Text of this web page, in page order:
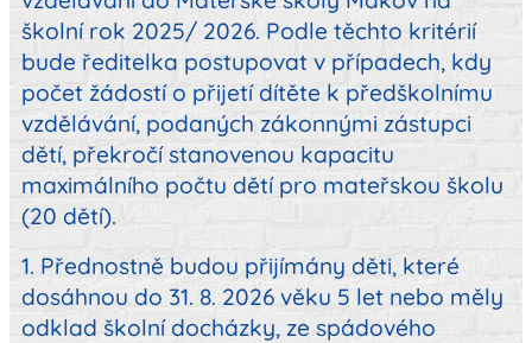
školní rok 2025/ 2026. Podle těchto kritérií
bude ředitelka postupovat v případech, kdy
počet žádostí o přijetí dítěte k předškolnímu
vzdělávání, podaných zákonnými zástupci
dětí, překročí stanovenou kapacitu
maximálního počtu dětí pro mateřskou školu
(20 dětí).
1. Přednostně budou přijímány děti, které
dosáhnou do 31. 8. 2026 věku 5 let nebo měly
odklad školní docházky, ze spádového